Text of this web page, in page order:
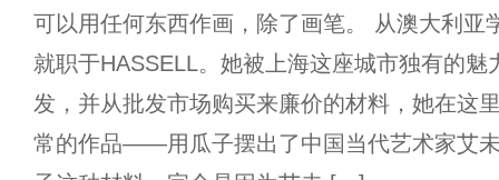
可以用任何东西作画，除了画笔。 从澳大利亚
就职于HASSELL。她被上海这座城市独有的
发，并从批发市场购买来廉价的材料，她在这
常的作品——用瓜子摆出了中国当代艺术家艾